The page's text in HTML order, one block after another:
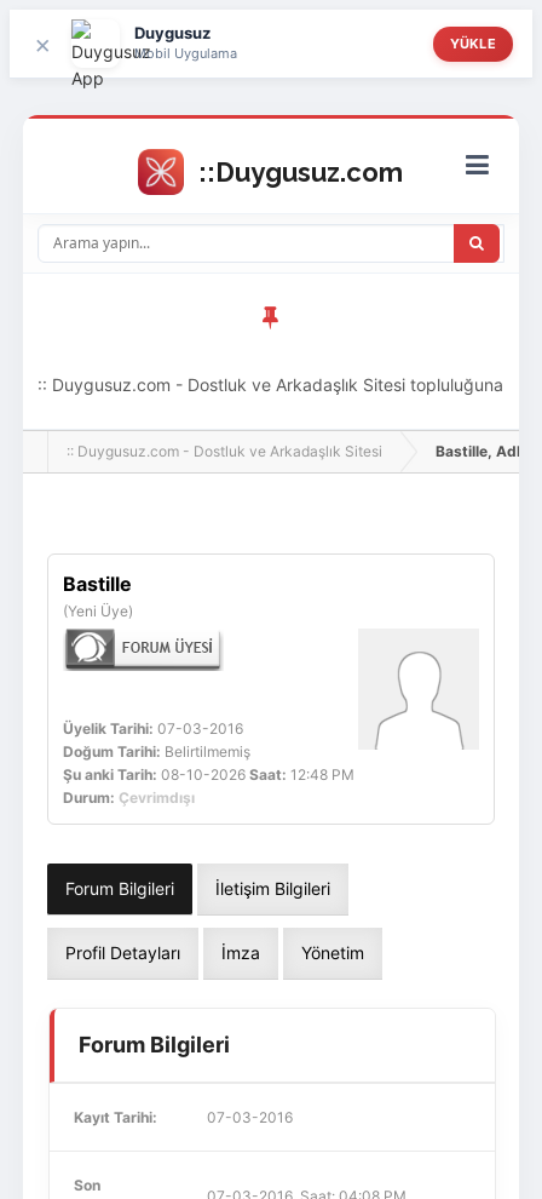
× Duygusuz
Mobil Uygulama
YÜKLE
:: Duygusuz.com - Dostluk ve Arkadaşlık Sitesi topluluğuna
hoş geldin ziyaretçi! Aramıza katılmak istersen kayıt
:: Duygusuz.com - Dostluk ve Arkadaşlık Sitesi Bastille, Adlı
Bastille
(Yeni Üye)
Üyelik Tarihi: 07-03-2016
Doğum Tarihi: Belirtilmemiş
Şu anki Tarih: 08-10-2026 Saat: 12:48 PM
Durum: Çevrimdışı
Forum Bilgileri İletişim Bilgileri
Profil Detayları İmza Yönetim
Forum Bilgileri
Kayıt Tarihi: 07-03-2016
Son